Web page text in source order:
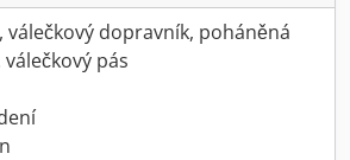
válečkový dopravník, poháněná
pás